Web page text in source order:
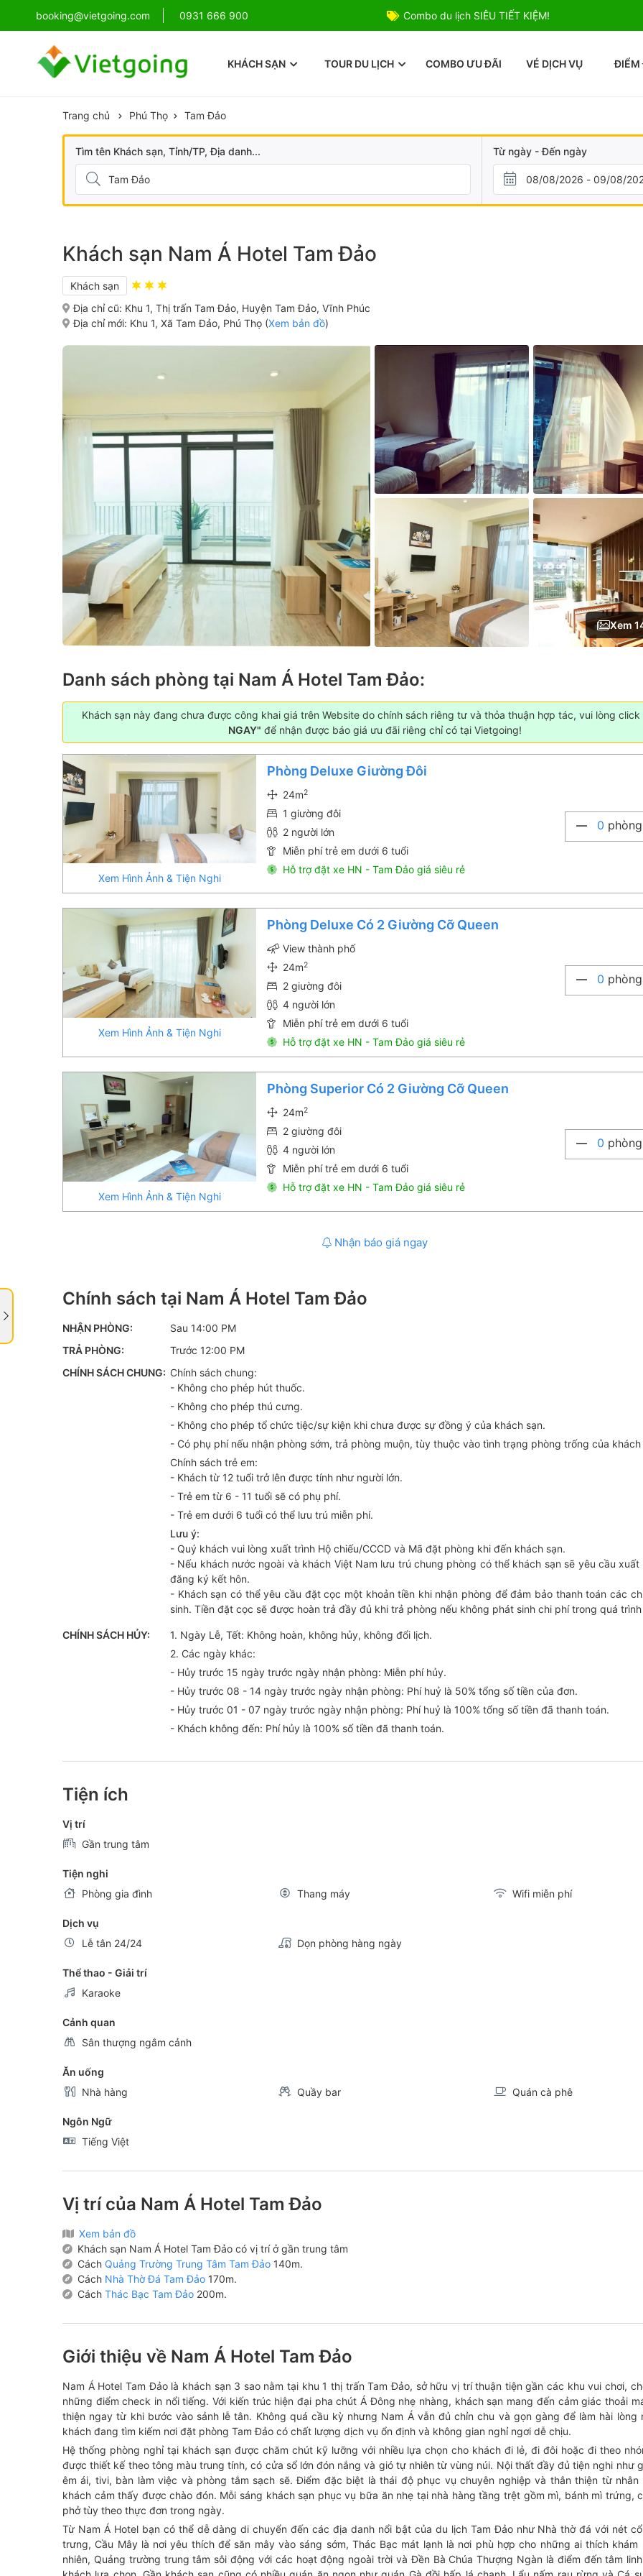
booking@vietgoing.com 0931 666 900
Combo Phú Quốc Giá Cực Sốc Combo du lịch SIÊU TIẾT KIỆM!
KHÁCH SẠN TOUR DU LỊCH COMBO ƯU ĐÃI VÉ DỊCH VỤ ĐIỂM
Trang chủ Phú Thọ Tam Đảo
Tìm tên Khách sạn, Tỉnh/TP, Địa danh... Từ ngày - Đến ngày
Khách sạn Nam Á Hotel Tam Đảo
Khách sạn
Địa chỉ cũ: Khu 1, Thị trấn Tam Đảo, Huyện Tam Đảo, Vĩnh Phúc
Địa chỉ mới: Khu 1, Xã Tam Đảo, Phú Thọ (Xem bản đồ)
Xem
Danh sách phòng tại Nam Á Hotel Tam Đảo:
Khách sạn này đang chưa được công khai giá trên Website do chính sách riêng tư và thỏa thuận hợp tác, vui lòng click
NGAY" để nhận được báo giá ưu đãi riêng chỉ có tại Vietgoing!
Xem Hình Ảnh & Tiện Nghi
Phòng Deluxe Giường Đôi
24m2
1 giường đôi
2 người lớn
Miễn phí trẻ em dưới 6 tuổi
Hỗ trợ đặt xe HN - Tam Đảo giá siêu rẻ
0 phòng
Xem Hình Ảnh & Tiện Nghi
Phòng Deluxe Có 2 Giường Cỡ Queen
View thành phố
24m2
2 giường đôi
4 người lớn
Miễn phí trẻ em dưới 6 tuổi
Hỗ trợ đặt xe HN - Tam Đảo giá siêu rẻ
0 phòng
Xem Hình Ảnh & Tiện Nghi
Phòng Superior Có 2 Giường Cỡ Queen
24m2
2 giường đôi
4 người lớn
Miễn phí trẻ em dưới 6 tuổi
Hỗ trợ đặt xe HN - Tam Đảo giá siêu rẻ
0 phòng
Nhận báo giá ngay
Chính sách tại Nam Á Hotel Tam Đảo
NHẬN PHÒNG:
Sau 14:00 PM
TRẢ PHÒNG:
Trước 12:00 PM
CHÍNH SÁCH CHUNG: Chính sách chung:
- Không cho phép hút thuốc.
- Không cho phép thú cưng.
- Không cho phép tổ chức tiệc/sự kiện khi chưa được sự đồng ý của khách sạn.
- Có phụ phí nếu nhận phòng sớm, trả phòng muộn, tùy thuộc vào tình trạng phòng trống của khách
Chính sách trẻ em:
- Khách từ 12 tuổi trở lên được tính như người lớn.
- Trẻ em từ 6 - 11 tuổi sẽ có phụ phí.
- Trẻ em dưới 6 tuổi có thể lưu trú miễn phí.
Lưu ý:
- Quý khách vui lòng xuất trình Hộ chiếu/CCCD và Mã đặt phòng khi đến khách sạn.
- Nếu khách nước ngoài và khách Việt Nam lưu trú chung phòng có thể khách sạn sẽ yêu cầu xuất
đăng ký kết hôn.
- Khách sạn có thể yêu cầu đặt cọc một khoản tiền khi nhận phòng để đảm bảo thanh toán các
sinh. Tiền đặt cọc sẽ được hoàn trả đầy đủ khi trả phòng nếu không phát sinh chi phí trong quá
CHÍNH SÁCH HỦY:
1. Ngày Lễ, Tết: Không hoàn, không hủy, không đổi lịch.
2. Các ngày khác:
- Hủy trước 15 ngày trước ngày nhận phòng: Miễn phí hủy.
- Hủy trước 08 - 14 ngày trước ngày nhận phòng: Phí huỷ là 50% tổng số tiền của đơn.
- Hủy trước 01 - 07 ngày trước ngày nhận phòng: Phí huỷ là 100% tổng số tiền đã thanh toán.
- Khách không đến: Phí hủy là 100% số tiền đã thanh toán.
Tiện ích
Vị trí
Gần trung tâm
Tiện nghi
Phòng gia đình
Thang máy Wifi miễn phí
Dịch vụ
Lễ tân 24/24
Dọn phòng hàng ngày
Thể thao - Giải trí
Karaoke
Cảnh quan
Sân thượng ngắm cảnh
Ăn uống
Nhà hàng
Quầy bar Quán cà phê
Ngôn Ngữ
Tiếng Việt
Vị trí của Nam Á Hotel Tam Đảo
Xem bản đồ
Khách sạn Nam Á Hotel Tam Đảo có vị trí ở gần trung tâm
Cách Quảng Trường Trung Tâm Tam Đảo 140m.
Cách Nhà Thờ Đá Tam Đảo 170m.
Cách Thác Bạc Tam Đảo 200m.
Giới thiệu về Nam Á Hotel Tam Đảo
Nam Á Hotel Tam Đảo là khách sạn 3 sao nằm tại khu 1 thị trấn Tam Đảo, sở hữu vị trí thuận tiện gần các khu vui chơi,
những điểm check in nổi tiếng. Với kiến trúc hiện đại pha chút Á Đông nhẹ nhàng, khách sạn mang đến cảm giác thoải
thiện ngay từ khi bước vào sảnh lễ tân. Không quá cầu kỳ nhưng Nam Á vẫn đủ chỉn chu và gọn gàng để làm hài lòng
khách đang tìm kiếm nơi đặt phòng Tam Đảo có chất lượng dịch vụ ổn định và không gian nghỉ ngơi dễ chịu.
Hệ thống phòng nghỉ tại khách sạn được chăm chút kỹ lưỡng với nhiều lựa chọn cho khách đi lẻ, đi đôi hoặc đi theo
được thiết kế theo tông màu trung tính, có cửa sổ lớn đón nắng và gió tự nhiên từ vùng núi. Nội thất đầy đủ tiện nghi như
êm ái, tivi, bàn làm việc và phòng tắm sạch sẽ. Điểm đặc biệt là thái độ phục vụ chuyên nghiệp và thân thiện từ nhân
khách cảm thấy được chào đón. Mỗi sáng khách sạn phục vụ bữa ăn nhẹ tại nhà hàng tầng trệt gồm mì, bánh mì trứng,
phở tùy theo thực đơn trong ngày.
Từ Nam Á Hotel bạn có thể dễ dàng di chuyển đến các địa danh nổi bật của du lịch Tam Đảo như Nhà thờ đá với nét
trưng, Cầu Mây là nơi yêu thích để săn mây vào sáng sớm, Thác Bạc mát lạnh là nơi phù hợp cho những ai thích khám
nhiên, Quảng trường trung tâm sôi động với các hoạt động ngoài trời và Đền Bà Chúa Thượng Ngàn là điểm đến tâm